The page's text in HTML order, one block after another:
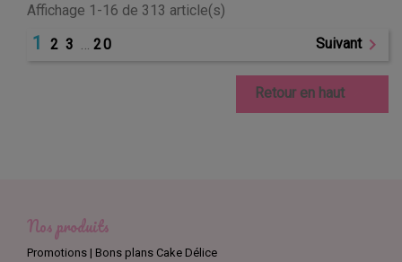
Affichage 1-16 de 313 article(s)
1 2 3 … 20 Suivant
Retour en haut
Nos produits
Promotions | Bons plans Cake Délice